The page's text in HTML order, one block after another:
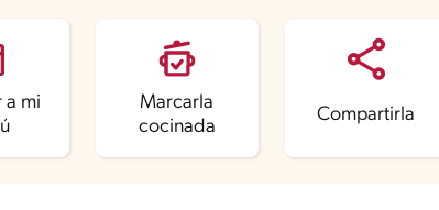
a mi
Marcarla
cocinada
Compartirla